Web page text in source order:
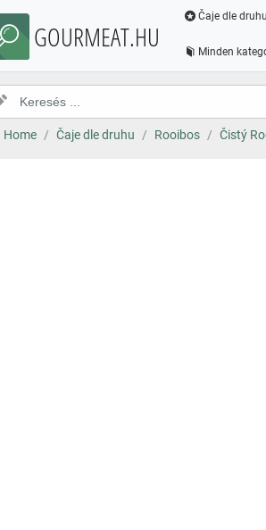
GOURMEAT.HU
Čaje dle druhu
Minden
Home Čaje dle druhu Rooibos Čistý